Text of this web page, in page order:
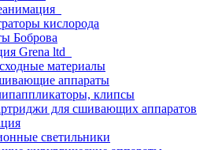
кислорода
Боброва
Grena ltd
материалы
аппараты
клипсы
для сшивающих аппаратов
светильники